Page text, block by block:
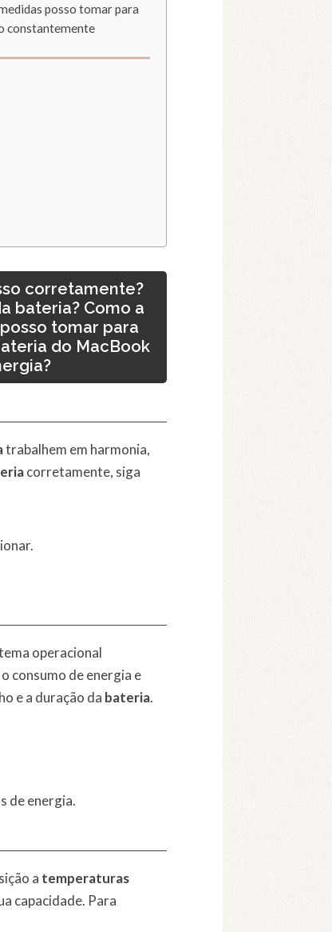
posso tomar para
constantemente
corretamente?
bateria? Como a
tomar para
do MacBook
trabalhem em harmonia,
corretamente, siga
operacional
consumo de energia e
e a duração da bateria.
de energia.
a temperaturas
capacidade. Para